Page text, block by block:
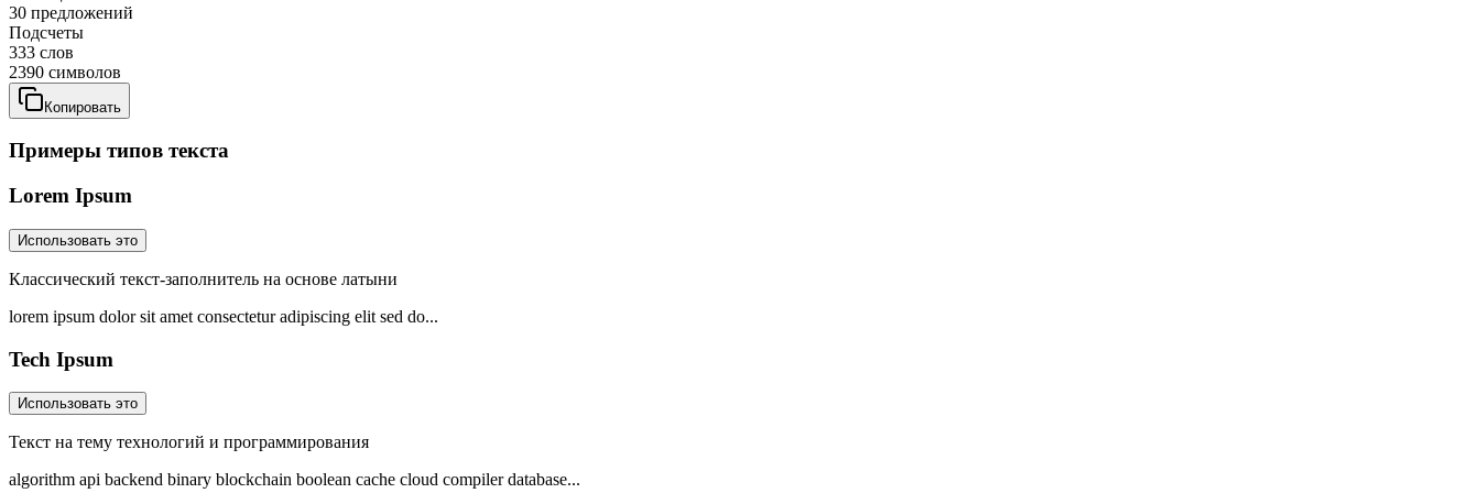
30 предложений
Подсчеты
333 слов
2390 символов
Копировать
Примеры типов текста
Lorem Ipsum
Использовать это
Классический текст-заполнитель на основе латыни
lorem ipsum dolor sit amet consectetur adipiscing elit sed do...
Tech Ipsum
Использовать это
Текст на тему технологий и программирования
algorithm api backend binary blockchain boolean cache cloud compiler database...